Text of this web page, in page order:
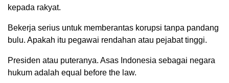
kepada rakyat.
Bekerja serius untuk memberantas korupsi tanpa pandang
bulu. Apakah itu pegawai rendahan atau pejabat tinggi.
Presiden atau puteranya. Asas Indonesia sebagai negara
hukum adalah equal before the law.